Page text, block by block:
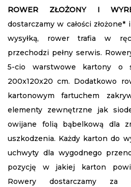
ROWER ZŁOŻONY I
dostarczamy w całości
wysyłką, rower trafia w
przechodzi pełny serwis.
5-cio warstwowe kartony o
200x120x20 cm. Dodatkowo
kartonowym fartuchem
elementy zewnętrzne jak
owijane folią bąbelkową dla
uszkodzenia. Każdy karton do
uchwyty dla wygodnego
pozycję w jakiej karton
Rowery dostarczamy za